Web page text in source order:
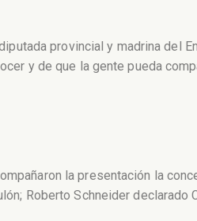
provincial y madrina del
y de que la gente pueda
la presentación la
Roberto Schneider